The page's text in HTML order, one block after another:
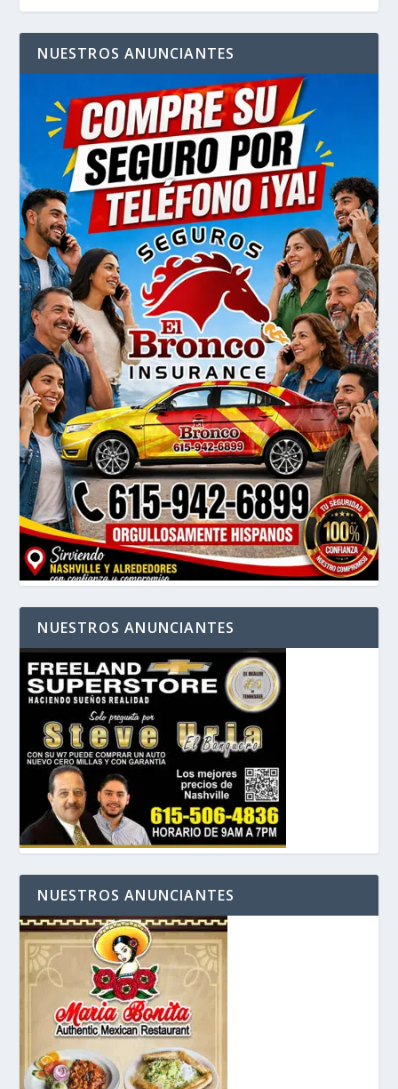
NUESTROS ANUNCIANTES
NUESTROS ANUNCIANTES
NUESTROS ANUNCIANTES